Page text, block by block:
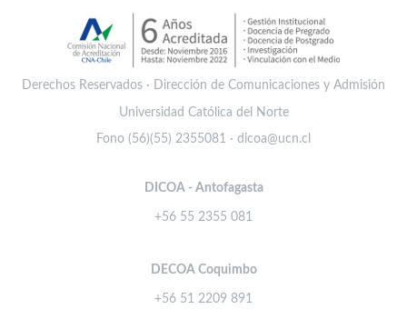
Derechos Reservados · Dirección de Comunicaciones y Admisión
Universidad Católica del Norte
Fono (56)(55) 2355081 · dicoa@ucn.cl
DICOA - Antofagasta
+56 55 2355 081
DECOA Coquimbo
+56 51 2209 891